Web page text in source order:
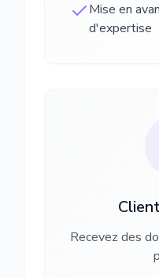
Mise en
d'expertise
Recevez des